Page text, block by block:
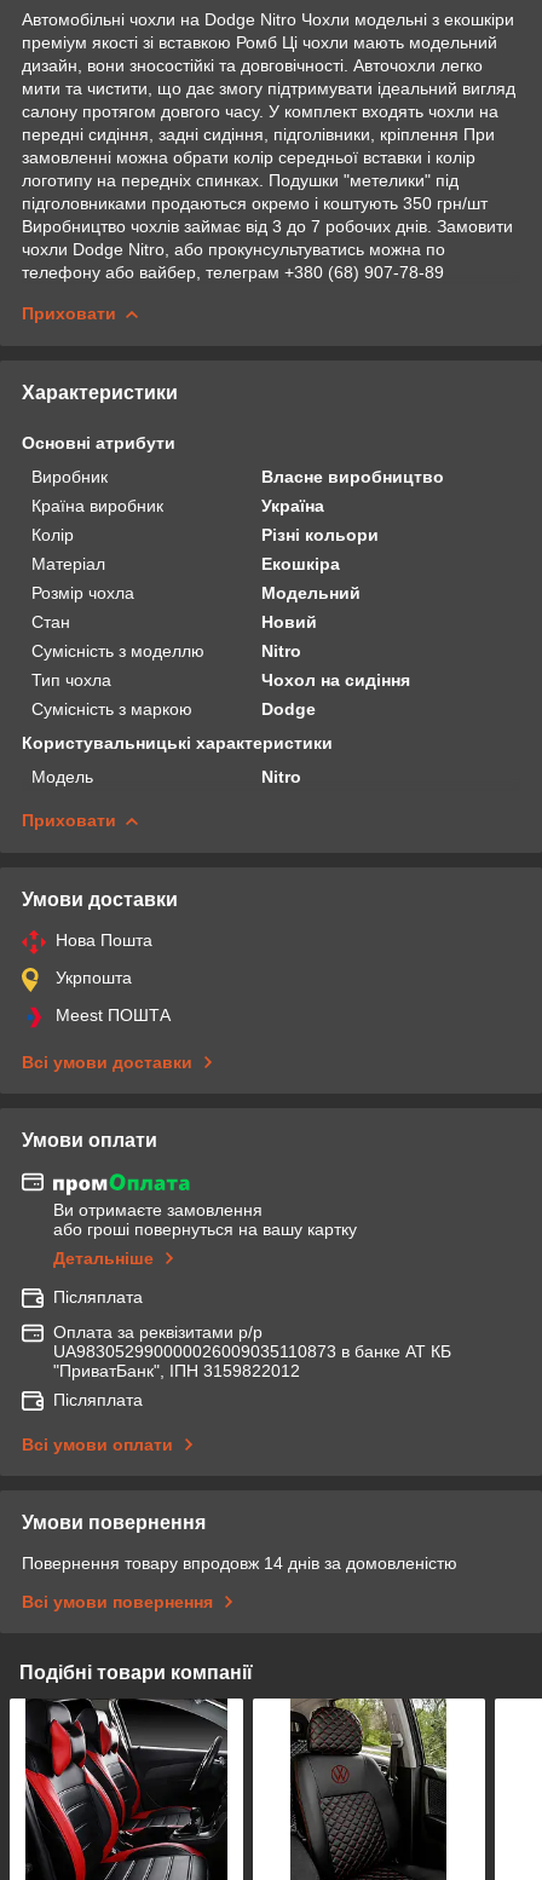
Автомобільні чохли на Dodge Nitro Чохли модельні з екошкіри
преміум якості зі вставкою Ромб Ці чохли мають модельний
дизайн, вони зносостійкі та довговічності. Авточохли легко
мити та чистити, що дає змогу підтримувати ідеальний вигляд
салону протягом довгого часу. У комплект входять чохли на
передні сидіння, задні сидіння, підголівники, кріплення При
замовленні можна обрати колір середньої вставки і колір
логотипу на передніх спинках. Подушки "метелики" під
підголовниками продаються окремо і коштують 350 грн/шт
Виробництво чохлів займає від 3 до 7 робочих днів. Замовити
чохли Dodge Nitro, або прокунсультуватись можна по
телефону або вайбер, телеграм +380 (68) 907-78-89
Приховати
Характеристики
Основні атрибути
Виробник
Власне виробництво
Країна виробник
Україна
Колір
Різні кольори
Матеріал
Екошкіра
Розмір чохла
Модельний
Стан
Новий
Сумісність з моделлю
Nitro
Тип чохла
Чохол на сидіння
Сумісність з маркою
Dodge
Користувальницькі характеристики
Модель
Nitro
Приховати
Умови доставки
Нова Пошта
Укрпошта
Meest ПОШТА
Всі умови доставки
Умови оплати
Ви отримаєте замовлення
або гроші повернуться на вашу картку
Детальніше
Післяплата
Оплата за реквізитами р/р
UA983052990000026009035110873 в банке АТ КБ
"ПриватБанк", ІПН 3159822012
Післяплата
Всі умови оплати
Умови повернення
Повернення товару впродовж 14 днів за домовленістю
Всі умови повернення
Подібні товари компанії